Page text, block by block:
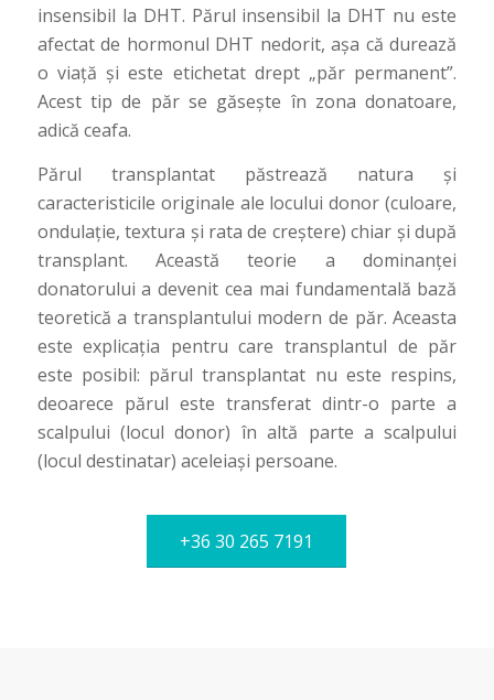
insensibil la DHT. Părul insensibil la DHT nu este
afectat de hormonul DHT nedorit, așa că durează
o viață și este etichetat drept „păr permanent”.
Acest tip de păr se găsește în zona donatoare,
adică ceafa.
Părul transplantat păstrează natura și
caracteristicile originale ale locului donor (culoare,
ondulație, textura și rata de creștere) chiar și după
transplant. Această teorie a dominanței
donatorului a devenit cea mai fundamentală bază
teoretică a transplantului modern de păr. Aceasta
este explicația pentru care transplantul de păr
este posibil: părul transplantat nu este respins,
deoarece părul este transferat dintr-o parte a
scalpului (locul donor) în altă parte a scalpului
(locul destinatar) aceleiași persoane.
+36 30 265 7191